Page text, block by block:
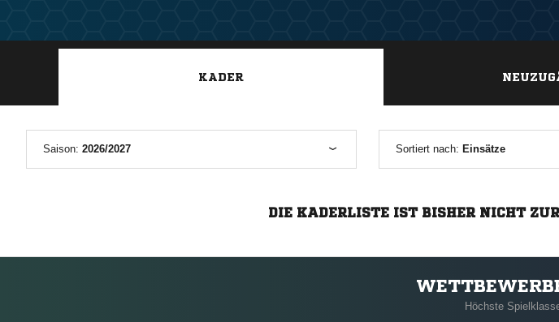
KADER
Saison: 2026/2027 Sortiert nach: Einsätze
DIE KADERLISTE IST BISHER NICHT
Höchste